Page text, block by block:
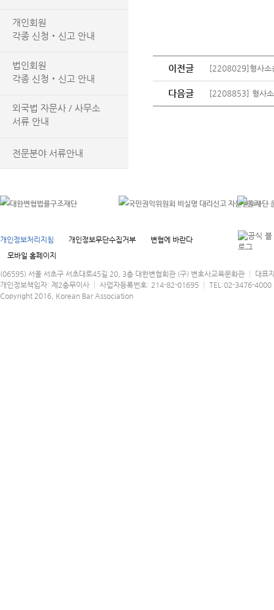
개인회원
각종 신청‧신고 안내
법인회원
각종 신청‧신고 안내
외국법 자문사 / 사무소
서류 안내
전문분야 서류안내
이전글 [2208029]형사소
다음글 [2208853] 형사소
개인정보처리지침 개인정보무단수집거부
변협에 바란다
모바일 홈페이지
(06595) 서울 서초구 서초대로45길 20, 3층 대한변협회관 (구) 변호사교육문화관 │ 대표
개인정보책임자: 제2총무이사 │ 사업자등록번호: 214-82-01695 │ TEL:02-3476-
Copyright 2016, Korean Bar Association